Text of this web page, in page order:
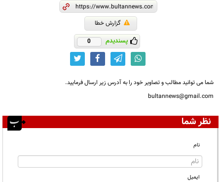
گزارش خطا
پسندیدم 0
شما می توانید مطالب و تصاویر خود را به آدرس زیر ارسال فرمایید.
bultannews@gmail.com
نظر شما
نام
ایمیل